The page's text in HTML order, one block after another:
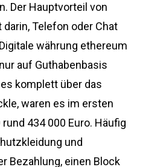
Der Hauptvorteil von
Telefon oder Chat
währung ethereum
auf Guthabenbasis
komplett über das
waren es im ersten
434 000 Euro. Häufig
und
Bezahlung, einen Block